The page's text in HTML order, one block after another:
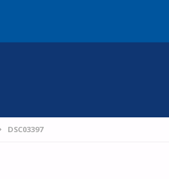
DSC03397